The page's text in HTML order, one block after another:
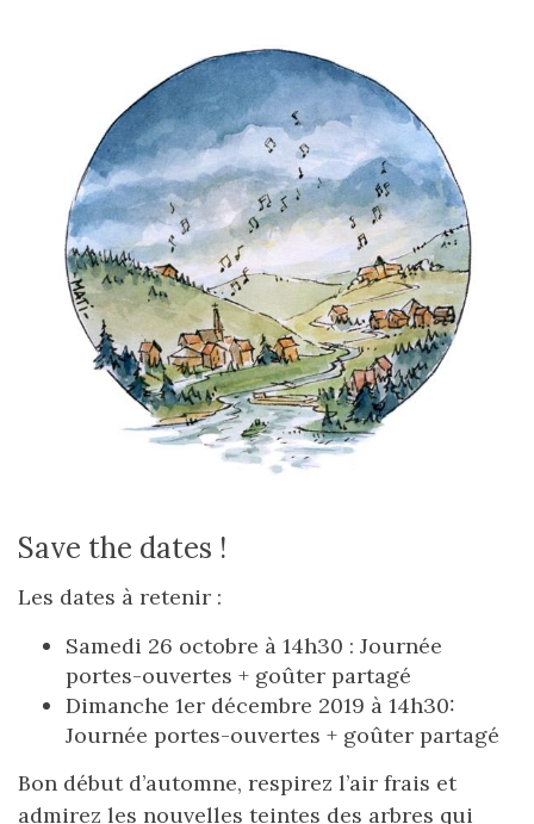
Save the dates !
Les dates à retenir :
Samedi 26 octobre à 14h30 : Journée
portes-ouvertes + goûter partagé
Dimanche 1er décembre 2019 à 14h30:
Journée portes-ouvertes + goûter partagé
Bon début d’automne, respirez l’air frais et
admirez les nouvelles teintes des arbres qui